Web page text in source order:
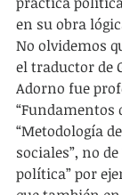
en su obra
No olvidemos
el traductor de
Adorno fue
“Fundamentos
“Metodología
sociales”, no
política” por